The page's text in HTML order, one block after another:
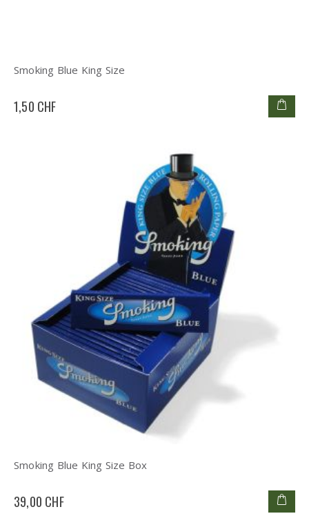
Smoking Blue King Size
1,50 CHF
Smoking Blue King Size Box
39,00 CHF